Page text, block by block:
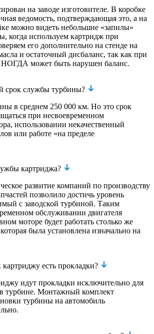
на заводе изготовителе. В коробке
ведомость, подтверждающая это, а на
можно видеть небольшие «запилы»
когда используем картридж при
его дополнительно на стенде на
и остаточный дисбаланс, так как при
может быть нарушен баланс.
срок службы турбины?
в среднем 250 000 км. Но это срок
при несвоевременном
использовании некачественный
или работе «на пределе
картриджа?
развитие компаний по производству
позволило достичь уровень
с заводской турбиной. Таким
обслуживании двигателя
моторе будет работать столько же
была установлена изначально на
есть прокладки?
идут прокладки исключительно для
турбине. Монтажный комплект
турбины на автомобиль